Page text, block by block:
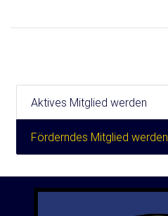
Aktives Mitglied werden
Förderndes Mitglied werden